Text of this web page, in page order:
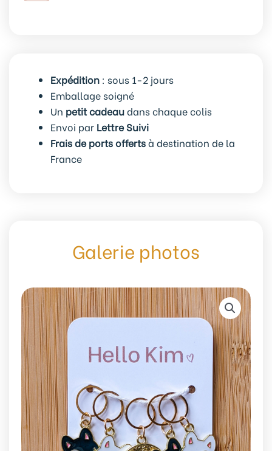
maille
Chats
joyeux
Expédition : sous 1-2 jours
Emballage soigné
Un petit cadeaudans chaque colis
Envoi par Lettre Suivi
Frais de ports offertsà destination de la
France
Galerie photos